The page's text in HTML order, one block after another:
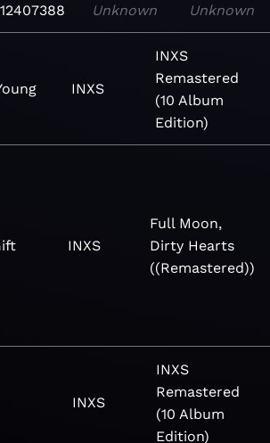
Unknown Unknown
INXS
INXS
Remastered
(10 Album
Edition)
INXS
Full Moon,
Dirty Hearts
((Remastered))
INXS
INXS
Remastered
(10 Album
Edition)